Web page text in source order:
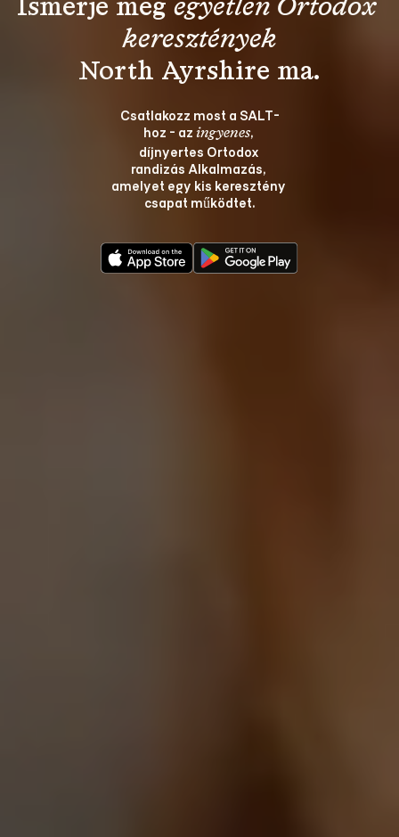
Ismerje meg egyetlen Ortodox
keresztények
Csatlakozz most a SALT-
hoz - az ingyenes,
díjnyertes Ortodox
randizás Alkalmazás,
amelyet egy kis keresztény
csapat működtet.